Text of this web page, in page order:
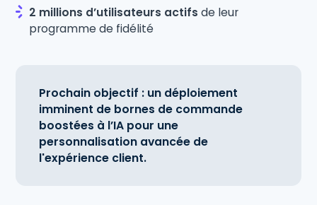
2 millions d’utilisateurs actifs de leur
programme de fidélité
Prochain objectif : un déploiement
imminent de bornes de commande
boostées à l’IA pour une
personnalisation avancée de
l'expérience client.